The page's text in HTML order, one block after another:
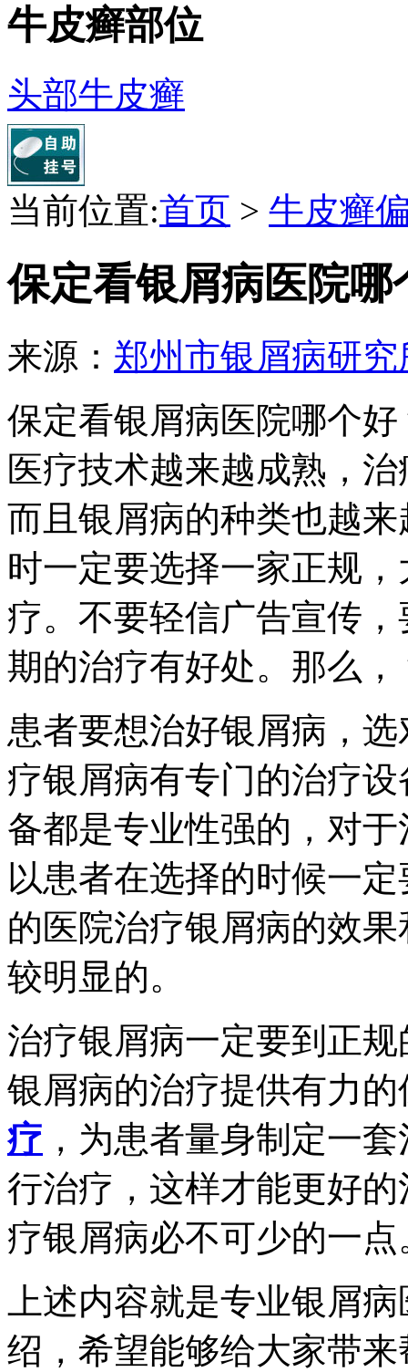
牛皮癣部位
头部牛皮癣
当前位置:首页 > 牛皮癣
保定看银屑病医院哪
来源： 郑州市银屑病研究
保定看银屑病医院哪个
医疗技术越来越成熟，
而且银屑病的种类也越
时一定要选择一家正规
疗。不要轻信广告宣传
期的治疗有好处。那么，
患者要想治好银屑病，
疗银屑病有专门的治疗
备都是专业性强的，对
以患者在选择的时候一
的医院治疗银屑病的效
较明显的。
治疗银屑病一定要到正
银屑病的治疗提供有力
疗 ，为患者量身制定一
行治疗，这样才能更好
疗银屑病必不可少的一点
上述内容就是专业银屑
绍，希望能够给大家带